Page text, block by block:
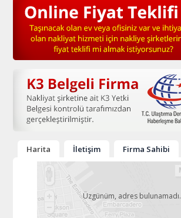
Harita İletişim Firma Sahibi
Üzgünüm, adres bulunamadı.